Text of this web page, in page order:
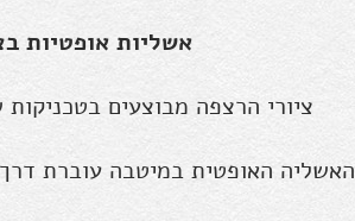
אשליות אופטיות
ציורי הרצפה מבוצעים
האשליה האופטית במיטבה עוברת דרך